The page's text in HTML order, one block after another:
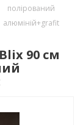
полірований
алюміній+grafit
90 см